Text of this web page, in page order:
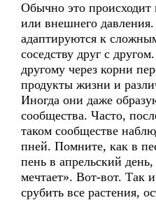
Обычно это происходит
или внешнего
адаптируются к
соседству друг с
другому через корни
продукты жизни и
Иногда они даже
сообщества. Часто,
таком сообществе
пней. Помните, как в
пень в апрельский день,
мечтает». Вот-вот. Так
срубить все растения,